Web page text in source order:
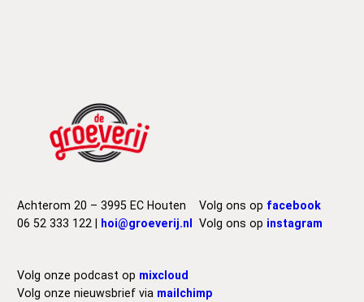
Achterom 20 – 3995 EC Houten
06 52 333 122 |
hoi@groeverij.nl
Volg ons op facebook
Volg ons op instagram
Volg onze podcast op mixcloud
Volg onze nieuwsbrief via mailchimp